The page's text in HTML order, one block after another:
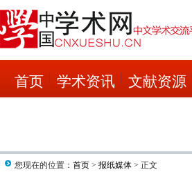
首页 学术资讯 文献资源
您现在的位置： 首页 > 报纸媒体 > 正文